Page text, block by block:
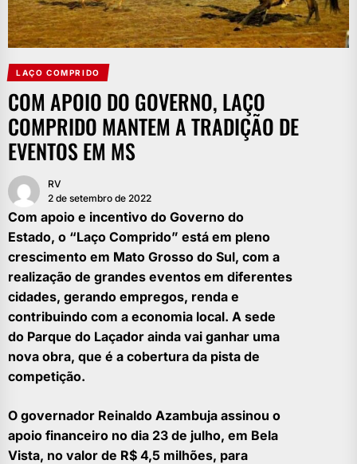
LAÇO COMPRIDO
COM APOIO DO GOVERNO, LAÇO
COMPRIDO MANTEM A TRADIÇÃO DE
EVENTOS EM MS
RV
2 de setembro de 2022
Com apoio e incentivo do Governo do
Estado, o “Laço Comprido” está em pleno
crescimento em Mato Grosso do Sul, com a
realização de grandes eventos em diferentes
cidades, gerando empregos, renda e
contribuindo com a economia local. A sede
do Parque do Laçador ainda vai ganhar uma
nova obra, que é a cobertura da pista de
competição.
O governador Reinaldo Azambuja assinou o
apoio financeiro no dia 23 de julho, em Bela
Vista, no valor de R$ 4,5 milhões, para